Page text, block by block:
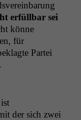
erfüll­bar sei
könne
für
Partei
der sich zwei